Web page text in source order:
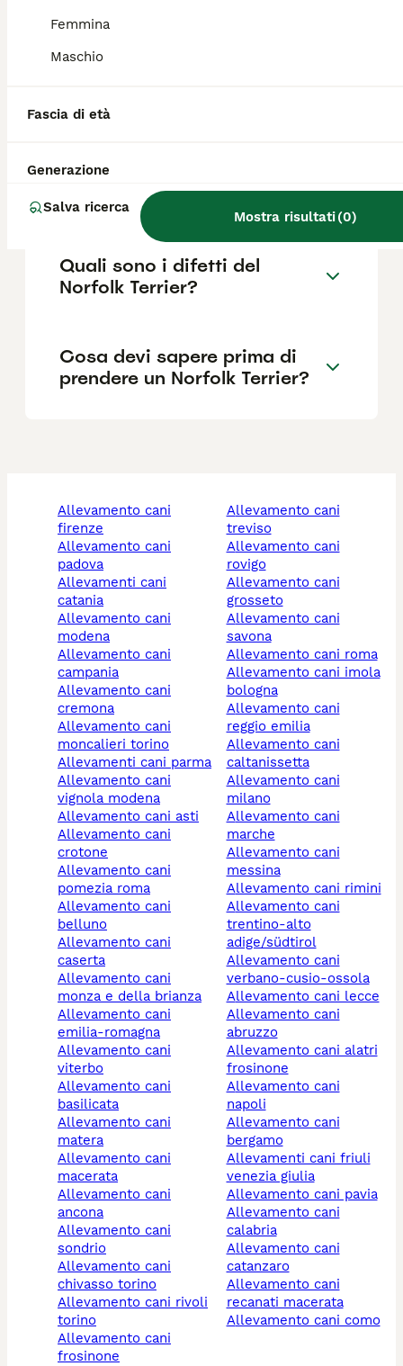
Femmina
Maschio
Fascia di età
Generazione
Salva ricerca
Mostra risultati(0)
dell'allevatore e la posizione.
Norfolk Terrier?
Qual è il carattere del
Norfolk Terrier?
Quali sono i difetti del
Norfolk Terrier?
Cosa devi sapere prima di
prendere un Norfolk Terrier?
allevamento cani
firenze
allevamento cani
padova
allevamenti cani
catania
allevamento cani
modena
allevamento cani
campania
allevamento cani
cremona
allevamento cani
moncalieri torino
allevamenti cani parma
allevamento cani
vignola modena
allevamento cani asti
allevamento cani
crotone
allevamento cani
pomezia roma
allevamento cani
belluno
allevamento cani
caserta
allevamento cani
monza e della brianza
allevamento cani
emilia-romagna
allevamento cani
viterbo
allevamento cani
basilicata
allevamento cani
matera
allevamento cani
macerata
allevamento cani
ancona
allevamento cani
sondrio
allevamento cani
chivasso torino
allevamento cani rivoli
torino
allevamento cani
frosinone
allevamento cani
treviso
allevamento cani
rovigo
allevamento cani
grosseto
allevamento cani
savona
allevamento cani roma
allevamento cani imola
bologna
allevamento cani
reggio emilia
allevamento cani
caltanissetta
allevamento cani
milano
allevamento cani
marche
allevamento cani
messina
allevamento cani rimini
allevamento cani
trentino-alto
adige/südtirol
allevamento cani
verbano-cusio-ossola
allevamento cani lecce
allevamento cani
abruzzo
allevamento cani alatri
frosinone
allevamento cani
napoli
allevamento cani
bergamo
allevamenti cani friuli
venezia giulia
allevamento cani pavia
allevamento cani
calabria
allevamento cani
catanzaro
allevamento cani
recanati macerata
allevamento cani como